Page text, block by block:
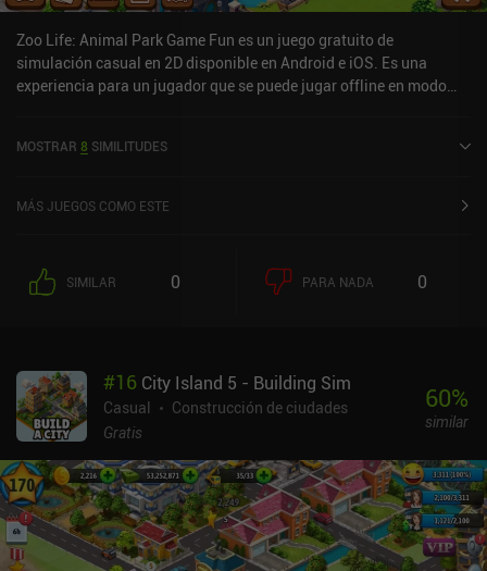
Zoo Life: Animal Park Game Fun es un juego gratuito de
simulación casual en 2D disponible en Android e iOS. Es una
experiencia para un jugador que se puede jugar offline en modo
en Google Play y de 4,7 sobre 5,0 en la App Store de iOS.
MOSTRAR 8 SIMILITUDES
MÁS JUEGOS COMO ESTE
SIMILAR 0 PARA NADA 0
#16 City Island 5 - Building Sim
Casual
Construcción de ciudades
Gratis
60%
similar